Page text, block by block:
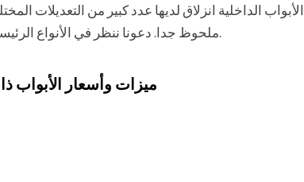
الأبواب الداخلية انزلاق لديها عدد كبير من التعديلات
ملحوظ جدا. دعونا ننظر في الأنواع الرئيسية من الأبواب الداخلية انزلاق وأنواعها الفرعية.
ميزات وأسعار الأبواب